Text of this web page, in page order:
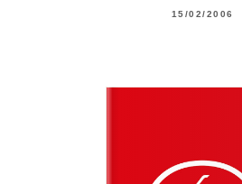
15/02/2006